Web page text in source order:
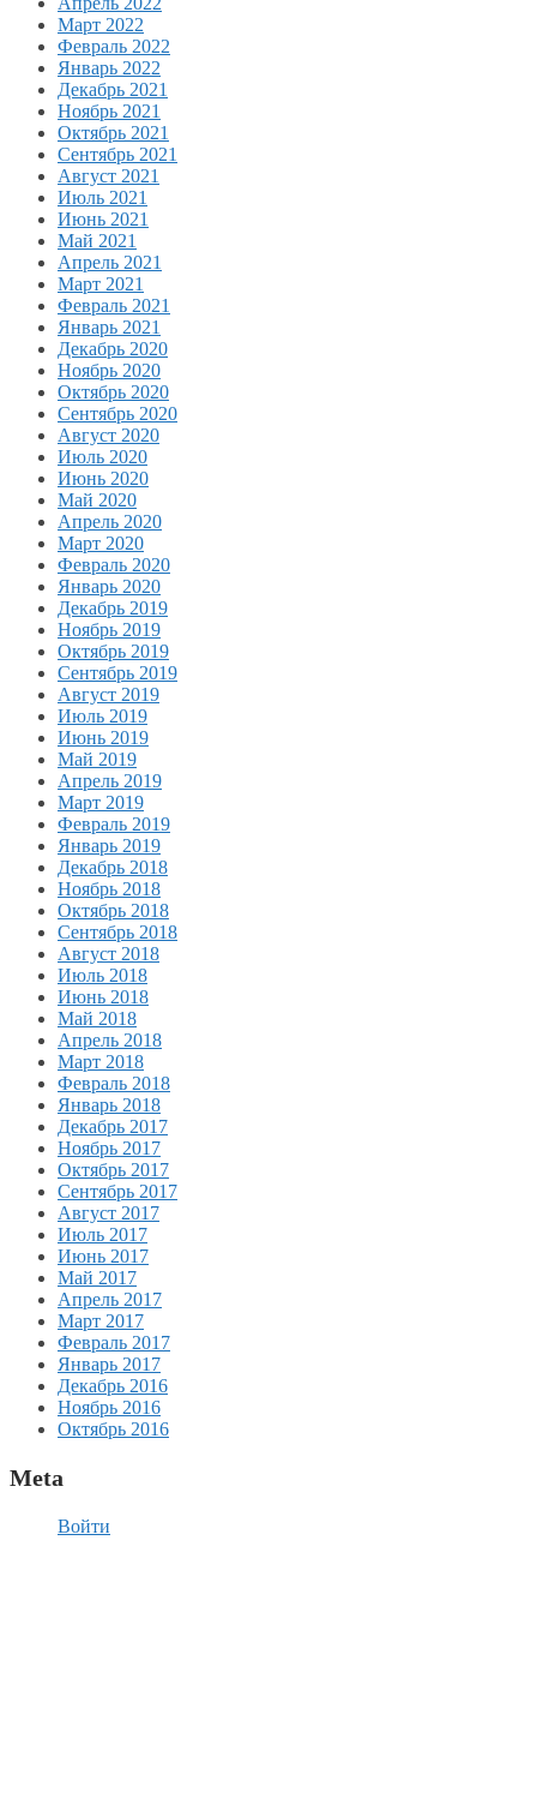
Март 2022
Февраль 2022
Январь 2022
Декабрь 2021
Ноябрь 2021
Октябрь 2021
Сентябрь 2021
Август 2021
Июль 2021
Июнь 2021
Май 2021
Апрель 2021
Март 2021
Февраль 2021
Январь 2021
Декабрь 2020
Ноябрь 2020
Октябрь 2020
Сентябрь 2020
Август 2020
Июль 2020
Июнь 2020
Май 2020
Апрель 2020
Март 2020
Февраль 2020
Январь 2020
Декабрь 2019
Ноябрь 2019
Октябрь 2019
Сентябрь 2019
Август 2019
Июль 2019
Июнь 2019
Май 2019
Апрель 2019
Март 2019
Февраль 2019
Январь 2019
Декабрь 2018
Ноябрь 2018
Октябрь 2018
Сентябрь 2018
Август 2018
Июль 2018
Июнь 2018
Май 2018
Апрель 2018
Март 2018
Февраль 2018
Январь 2018
Декабрь 2017
Ноябрь 2017
Октябрь 2017
Сентябрь 2017
Август 2017
Июль 2017
Июнь 2017
Май 2017
Апрель 2017
Март 2017
Февраль 2017
Январь 2017
Декабрь 2016
Ноябрь 2016
Октябрь 2016
Meta
Войти